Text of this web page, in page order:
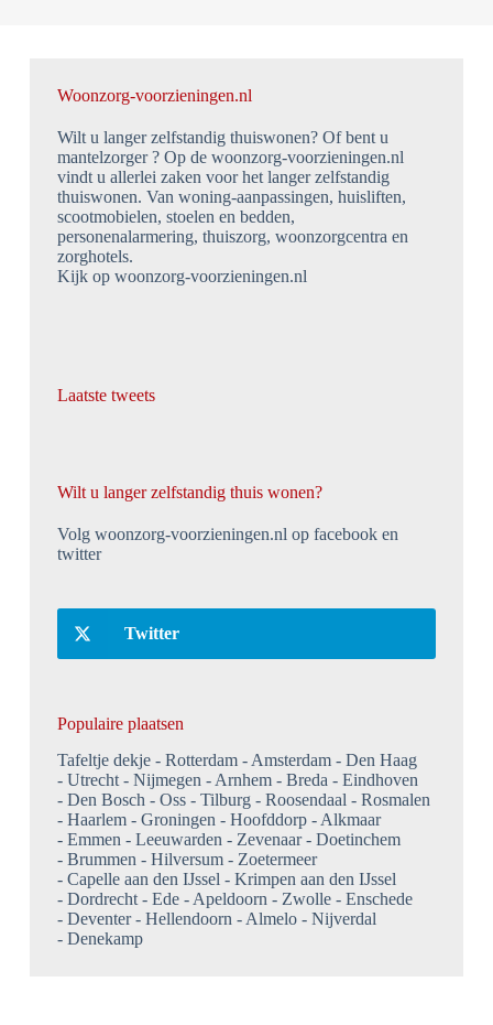
Woonzorg-voorzieningen.nl
Wilt u langer zelfstandig thuiswonen? Of bent u
mantelzorger ? Op de woonzorg-voorzieningen.nl
vindt u allerlei zaken voor het langer zelfstandig
thuiswonen. Van woning-aanpassingen, huisliften,
scootmobielen, stoelen en bedden,
personenalarmering, thuiszorg, woonzorgcentra en
zorghotels.
Kijk op woonzorg-voorzieningen.nl
Laatste tweets
Wilt u langer zelfstandig thuis wonen?
Volg woonzorg-voorzieningen.nl op facebook en
twitter
Twitter
Populaire plaatsen
Tafeltje dekje
Rotterdam Amsterdam
Den Haag
Utrecht
Nijmegen Arnhem Breda
Eindhoven
Den Bosch
Oss Tilburg Roosendaal
Rosmalen
Haarlem
Groningen Hoofddorp
Alkmaar
Emmen
Leeuwarden Zevenaar
Doetinchem
Brummen
Hilversum
Zoetermeer
Capelle aan den IJssel
Krimpen aan den IJssel
Dordrecht
Ede Apeldoorn Zwolle
Enschede
Deventer
Hellendoorn Almelo
Nijverdal
Denekamp